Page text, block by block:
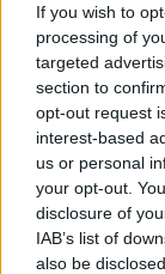
If you wish to
processing of
targeted
section to
opt-out request
interest-based
us or personal
your opt-out.
disclosure of
IAB’s list of
also be
Η Ευρωπαϊκή
του Facebook και
χρηστών, ιδίως
που μπορεί να
10.07.2026 14:23